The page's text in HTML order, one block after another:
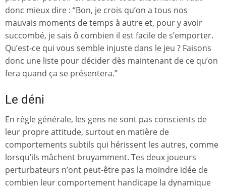
donc mieux dire : “Bon, je crois qu’on a tous nos
mauvais moments de temps à autre et, pour y avoir
succombé, je sais ô combien il est facile de s’emporter.
Qu’est-ce qui vous semble injuste dans le jeu ? Faisons
donc une liste pour décider dès maintenant de ce qu’on
fera quand ça se présentera.”
Le déni
En règle générale, les gens ne sont pas conscients de
leur propre attitude, surtout en matière de
comportements subtils qui hérissent les autres, comme
lorsqu’ils mâchent bruyamment. Tes deux joueurs
perturbateurs n’ont peut-être pas la moindre idée de
combien leur comportement handicape la dynamique